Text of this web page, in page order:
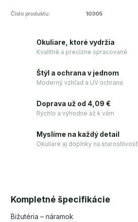
Číslo produktu: 10305
Okuliare, ktoré vydržia
Kvalitné a precízne spracované
Štýl a ochrana v jednom
Moderný vzhľad a UV ochrana
Doprava už od 4,09 €
Rýchlo a výhodne až k vám
Myslíme na každý detail
Okuliare aj doplnky na starostlivosť
Kompletné špecifikácie
Bižutéria – náramok